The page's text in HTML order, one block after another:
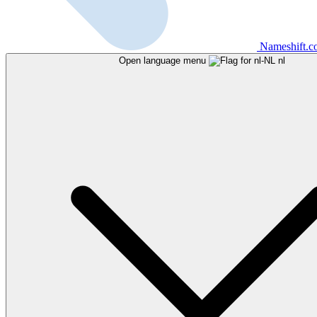
Open language menu nl